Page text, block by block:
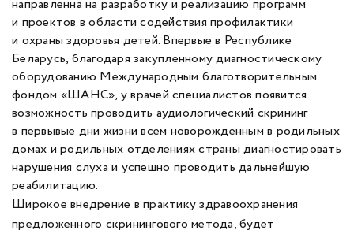
направленна на разработку и реализацию программ
и проектов в области содействия профилактики
и охраны здоровья детей. Впервые в Республике
Беларусь, благодаря закупленному диагностическому
оборудованию Международным благотворительным
фондом «ШАНС», у врачей специалистов появится
возможность проводить аудиологический скрининг
в первывые дни жизни всем новорожденным в родильных
домах и родильных отделениях страны диагностировать
нарушения слуха и успешно проводить дальнейшую
реабилитацию.
Широкое внедрение в практику здравоохранения
предложенного скринингового метода, будет